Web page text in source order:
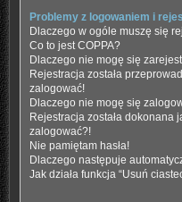
Problemy z logowaniem i
Dlaczego w ogóle muszę się
Co to jest COPPA?
Dlaczego nie mogę się
Rejestracja została
zalogować!
Dlaczego nie mogę się
Rejestracja została dokonana
zalogować?!
Nie pamiętam hasła!
Dlaczego następuje
Jak działa funkcja “Usuń